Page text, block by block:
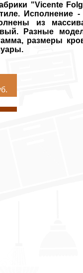
"Vicente
из
Разные
размеры